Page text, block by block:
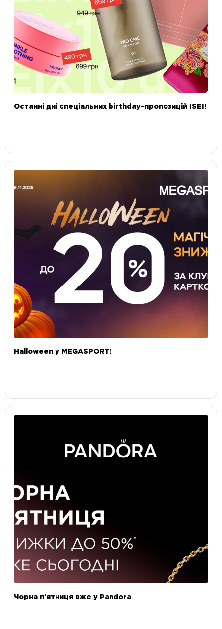
Останні дні спеціальних birthday-пропозицій ISEI!
Halloween у MEGASPORT!
Чорна пʼятниця вже у Pandora